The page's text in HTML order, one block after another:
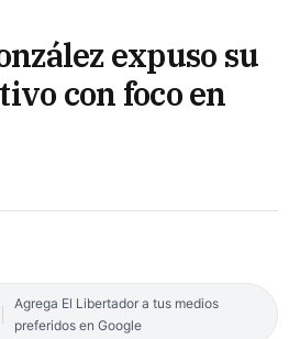
expuso su
con foco en
Agrega El Libertador a tus medios
preferidos en Google